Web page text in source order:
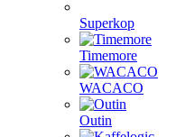
Superkop
Timemore
WACACO
Outin